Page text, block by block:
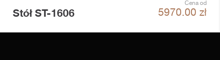
Stół ST-1606
Cena od
5970.00 zł